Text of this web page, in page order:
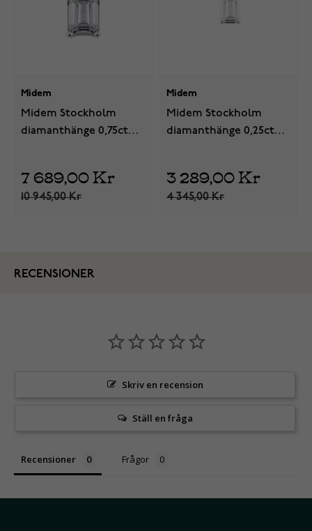
Midem
Midem Stockholm
diamanthänge 0,75ct
7 689,00 Kr
10 945,00 Kr
Midem
Midem Stockholm
diamanthänge 0,25ct
3 289,00 Kr
4 345,00 Kr
RECENSIONER
Skriv en recension
Ställ en fråga
Recensioner Frågor